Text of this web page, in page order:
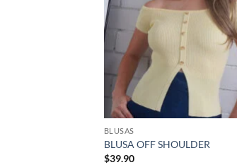
BLUSAS
BLUSA OFF SHOULDER
$39.90